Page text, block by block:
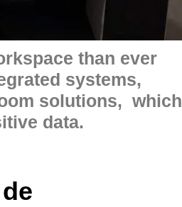
than ever
systems,
solutions, which
data.